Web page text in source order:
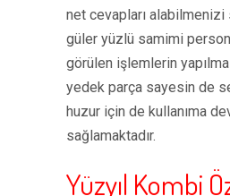
net cevapları alabilmenizi
güler yüzlü samimi
görülen işlemlerin
yedek parça sayesin de
huzur için de kullanıma
sağlamaktadır.
Yüzyıl Kombi